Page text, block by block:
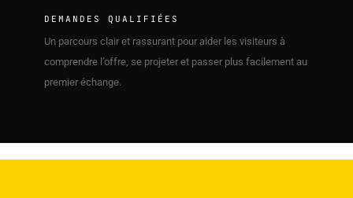
DEMANDES QUALIFIÉES
Un parcours clair et rassurant pour aider les visiteurs à
comprendre l’offre, se projeter et passer plus facilement au
premier échange.